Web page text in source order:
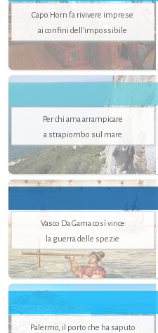
Capo Horn fa rivivere imprese
ai confini dell’impossibile
Per chi ama arrampicare
a strapiombo sul mare
Vasco Da Gama così vince
la guerra delle spezie
Palermo, il porto che ha saputo